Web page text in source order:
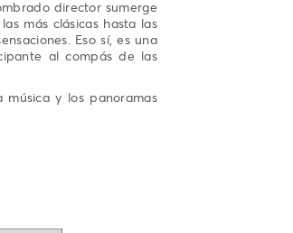
director sumerge
más clásicas hasta las
Eso sí, es una
al compás de las
y los panoramas